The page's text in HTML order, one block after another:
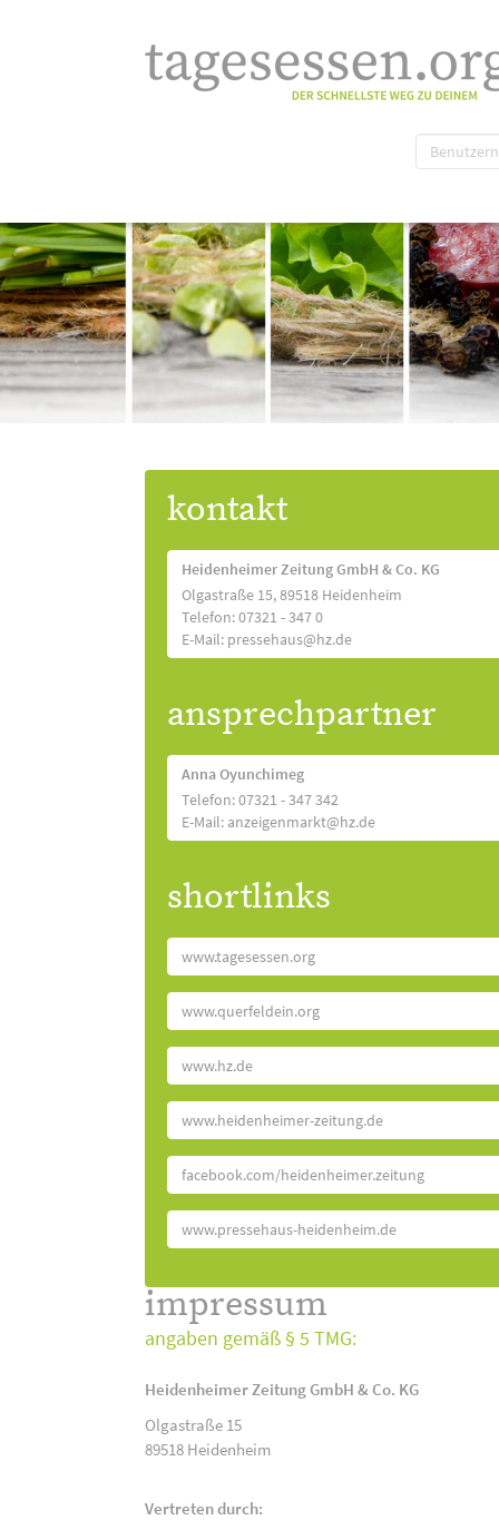
kontakt
Heidenheimer Zeitung GmbH & Co. KG
Olgastraße 15, 89518 Heidenheim
Telefon: 07321 - 347 0
E-Mail: pressehaus@hz.de
ansprechpartner
Anna Oyunchimeg
Telefon: 07321 - 347 342
E-Mail: anzeigenmarkt@hz.de
shortlinks
www.tagesessen.org
www.querfeldein.org
www.hz.de
www.heidenheimer-zeitung.de
facebook.com/heidenheimer.zeitung
www.pressehaus-heidenheim.de
impressum
angaben gemäß § 5 TMG:
Heidenheimer Zeitung GmbH & Co. KG
Olgastraße 15
89518 Heidenheim
Vertreten durch: